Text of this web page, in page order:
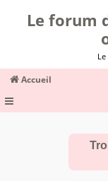
Le forum
Accueil